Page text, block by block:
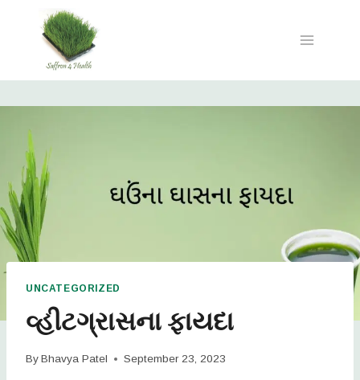
UNCATEGORIZED
વ્હીટગ્રાસના ફાયદા
By Bhavya Patel September 23, 2023